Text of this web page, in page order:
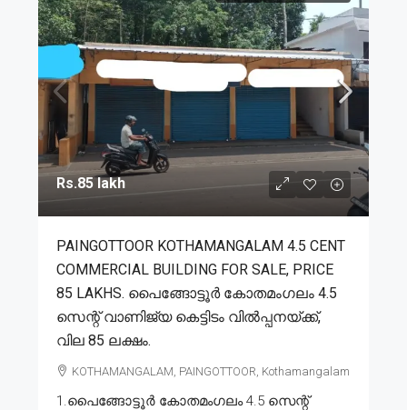
Rs.85 lakh
PAINGOTTOOR KOTHAMANGALAM 4.5 CENT
COMMERCIAL BUILDING FOR SALE, PRICE
85 LAKHS. പൈങ്ങോട്ടൂർ കോതമംഗലം 4.5
സെന്റ് വാണിജ്യ കെട്ടിടം വിൽപ്പനയ്ക്ക്,
വില 85 ലക്ഷം.
KOTHAMANGALAM, PAINGOTTOOR, Kothamangalam
1.പൈങ്ങോട്ടൂർ കോതമംഗലം 4.5 സെന്റ്